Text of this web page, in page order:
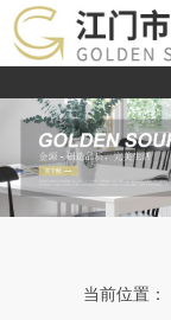
当前位置：